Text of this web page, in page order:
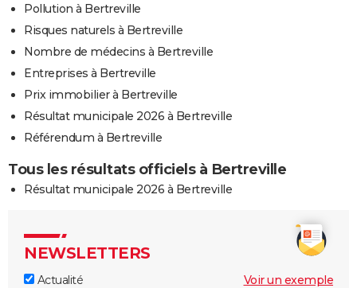
Pollution à Bertreville
Risques naturels à Bertreville
Nombre de médecins à Bertreville
Entreprises à Bertreville
Prix immobilier à Bertreville
Résultat municipale 2026 à Bertreville
Référendum à Bertreville
Tous les résultats officiels à Bertreville
Résultat municipale 2026 à Bertreville
NEWSLETTERS
Actualité
Voir un exemple